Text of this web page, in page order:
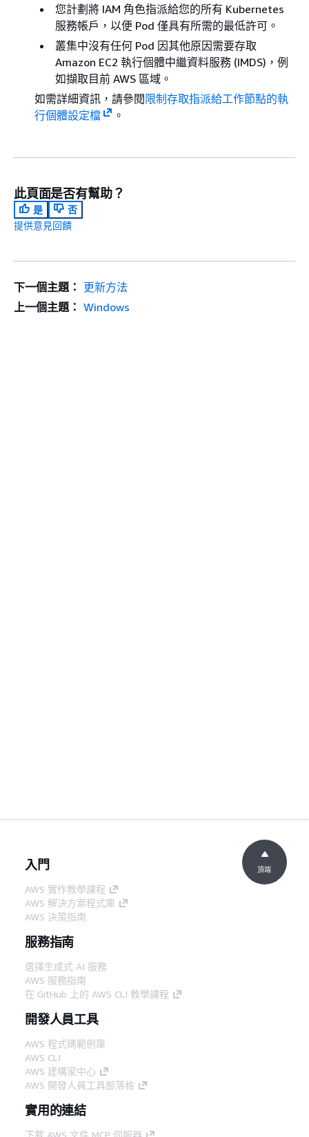
您計劃將 IAM 角色指派給您的所有 Kubernetes
服務帳戶，以便 Pod 僅具有所需的最低許可。
叢集中沒有任何 Pod 因其他原因需要存取
Amazon EC2 執行個體中繼資料服務 (IMDS)，例
如擷取目前 AWS 區域。
如需詳細資訊，請參閱 ‬限制存取指派給工作節點的執
行個體設定檔‭
。
此頁面是否有幫助？
是
否
提供意見回饋
下一個主題： 更新方法
上一個主題： Windows
入門
AWS 實作教學課程
AWS 解決方案程式庫
AWS 決策指南
服務指南
選擇生成式 AI 服務
AWS 服務指南
在 GitHub 上的 AWS CLI 教學課程
開發人員工具
AWS 程式碼範例庫
AWS CLI
AWS 建構家中心
AWS 開發人員工具部落格
實用的連結
下載 AWS 文件 MCP 伺服器
頂端